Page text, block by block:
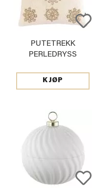
PUTETREKK
PERLEDRYSS
KJØP